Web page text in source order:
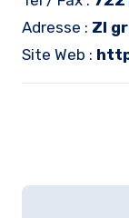
Adresse : ZI
Site Web :